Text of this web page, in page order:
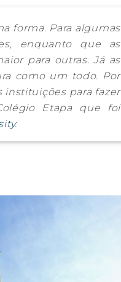
forma. Para algumas
enquanto que as
para outras. Já as
como um todo. Por
instituições para fazer
Etapa que foi
.